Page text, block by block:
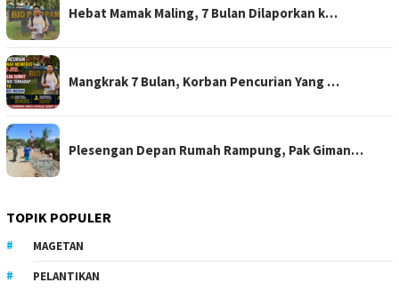
Hebat Mamak Maling, 7 Bulan Dilaporkan k…
Mangkrak 7 Bulan, Korban Pencurian Yang …
Plesengan Depan Rumah Rampung, Pak Giman…
TOPIK POPULER
MAGETAN
PELANTIKAN